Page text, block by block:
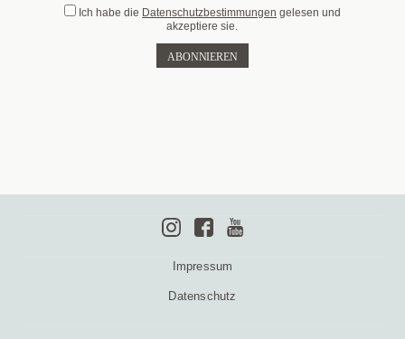
Ich habe die Datenschutzbestimmungen gelesen und
akzeptiere sie.
Impressum
Datenschutz